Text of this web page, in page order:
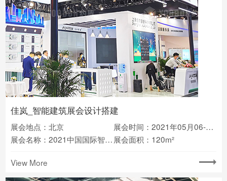
佳岚_智能建筑展会设计搭建
展会地点：北京
展会时间：2021年05月06-08日
展会名称：2021中国国际智能建筑展 展会面积：120m²
View More